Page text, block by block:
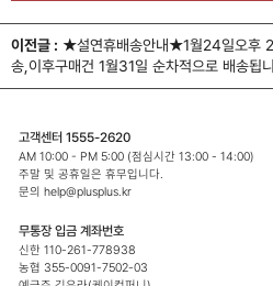
이전글 : ★설연휴배송안내★1월24일오후 2
송,이후구매건 1월31일 순차적으로 배송됩
고객센터 1555-2620
AM 10:00 - PM 5:00 (점심시간 13:00 - 14:00)
주말 및 공휴일은 휴무입니다.
문의 help@plusplus.kr
무통장 입금 계좌번호
신한 110-261-778938
농협 355-0091-7502-03